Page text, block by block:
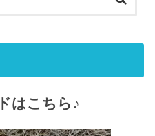
はこちら♪